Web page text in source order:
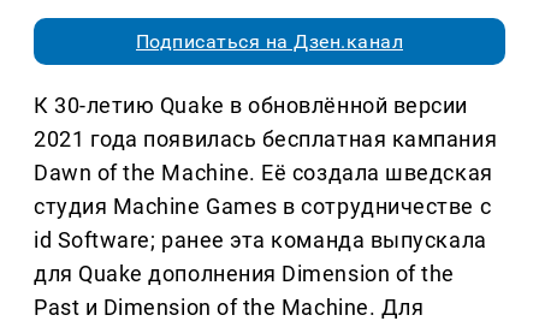
Подписаться на Дзен.канал
К 30-летию Quake в обновлённой версии
2021 года появилась бесплатная кампания
Dawn of the Machine. Её создала шведская
студия Machine Games в сотрудничестве с
id Software; ранее эта команда выпускала
для Quake дополнения Dimension of the
Past и Dimension of the Machine. Для